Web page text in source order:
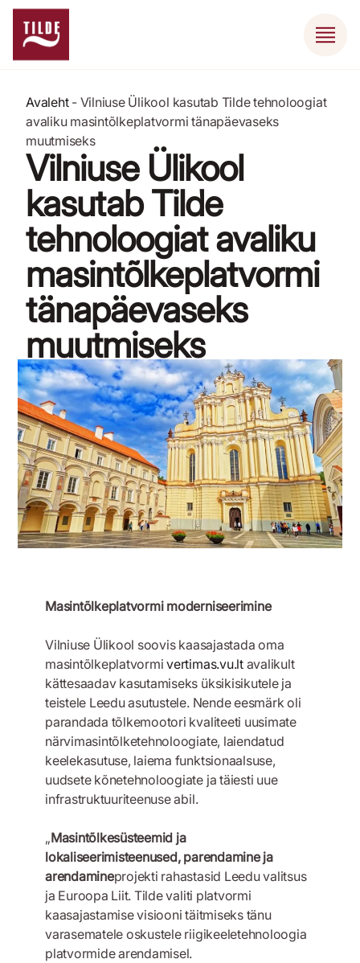
Avaleht- Vilniuse Ülikool kasutab Tilde tehnoloogiat
avaliku masintõlkeplatvormi tänapäevaseks
muutmiseks
Vilniuse Ülikool
kasutab Tilde
tehnoloogiat avaliku
masintõlkeplatvormi
tänapäevaseks
muutmiseks
12. september 2023
Masintõlkeplatvormi moderniseerimine
Vilniuse Ülikool soovis kaasajastada oma
masintõlkeplatvormivertimas.vu.ltavalikult
kättesaadav kasutamiseks üksikisikutele ja
teistele Leedu asutustele. Nende eesmärk oli
parandada tõlkemootori kvaliteeti uusimate
närvimasintõlketehnoloogiate, laiendatud
keelekasutuse, laiema funktsionaalsuse,
uudsete kõnetehnoloogiate ja täiesti uue
infrastruktuuriteenuse abil.
„Masintõlkesüsteemid ja
lokaliseerimisteenused, parendamine ja
arendamineprojekti rahastasid Leedu valitsus
ja Euroopa Liit. Tilde valiti platvormi
kaasajastamise visiooni täitmiseks tänu
varasematele oskustele riigikeeletehnoloogia
platvormide arendamisel.